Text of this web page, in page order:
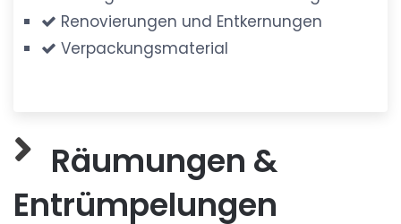
Renovierungen und Entkernungen
Verpackungsmaterial
Räumungen &
Entrümpelungen